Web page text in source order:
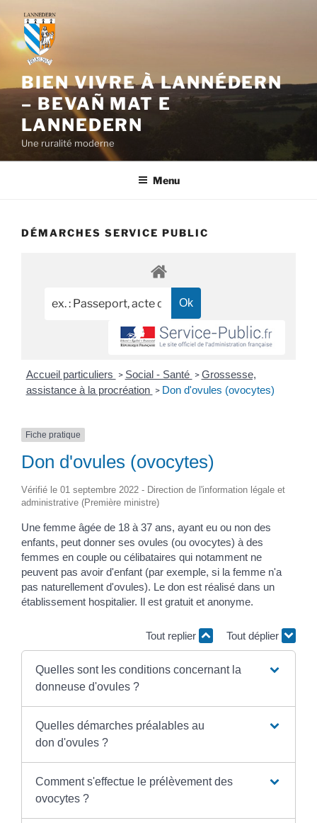
contenu
principal
BIEN VIVRE À LANNÉDERN
– BEVAÑ MAT E
LANNEDERN
Une ruralité moderne
Menu
DÉMARCHES SERVICE PUBLIC
Accueil particuliers > Social - Santé > Grossesse,
assistance à la procréation > Don d'ovules (ovocytes)
Fiche pratique
Don d'ovules (ovocytes)
Vérifié le 01 septembre 2022 - Direction de l'information légale et
administrative (Première ministre)
Une femme âgée de 18 à 37 ans, ayant eu ou non des
enfants, peut donner ses ovules (ou ovocytes) à des
femmes en couple ou célibataires qui notamment ne
peuvent pas avoir d'enfant (par exemple, si la femme n'a
pas naturellement d'ovules). Le don est réalisé dans un
établissement hospitalier. Il est gratuit et anonyme.
Tout replier Tout déplier
Quelles sont les conditions concernant la
donneuse d'ovules ?
Quelles démarches préalables au
don d'ovules ?
Comment s'effectue le prélèvement des
ovocytes ?